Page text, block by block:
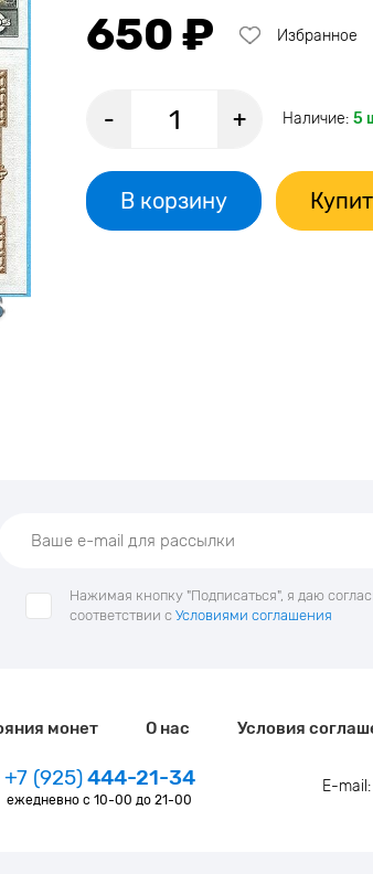
650 ₽ Избранное
- + Наличие: 5
В корзину
Нажимая кнопку "Подписаться", я даю
соответствии с Условиями соглашения
монет О нас Условия
+7 (925)444-21-34
ежедневно с 10-00 до 21-00
E-